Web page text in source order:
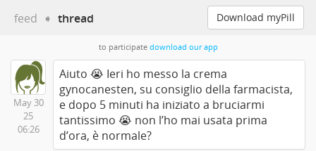
feed ➧ thread Download myPill
to participate download our app
May 30
25
06:26
Aiuto 😭 Ieri ho messo la crema
gynocanesten, su consiglio della farmacista,
e dopo 5 minuti ha iniziato a bruciarmi
tantissimo 😭 non l’ho mai usata prima
d’ora, è normale?